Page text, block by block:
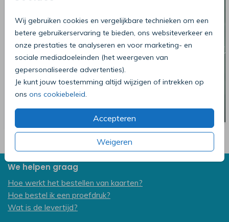
Wij gebruiken cookies en vergelijkbare technieken om een
betere gebruikerservaring te bieden, ons websiteverkeer en
onze prestaties te analyseren en voor marketing- en
sociale mediadoeleinden (het weergeven van
gepersonaliseerde advertenties).
Je kunt jouw toestemming altijd wijzigen of intrekken op
ons ons cookiebeleid
Accepteren
Weigeren
We helpen graag
Hoe werkt het bestellen van kaarten?
Hoe bestel ik een proefdruk?
Wat is de levertijd?